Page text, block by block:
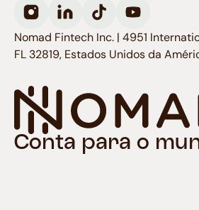
Conta para o
Nomad Fintech Inc. | 4951
FL 32819, Estados Unidos da